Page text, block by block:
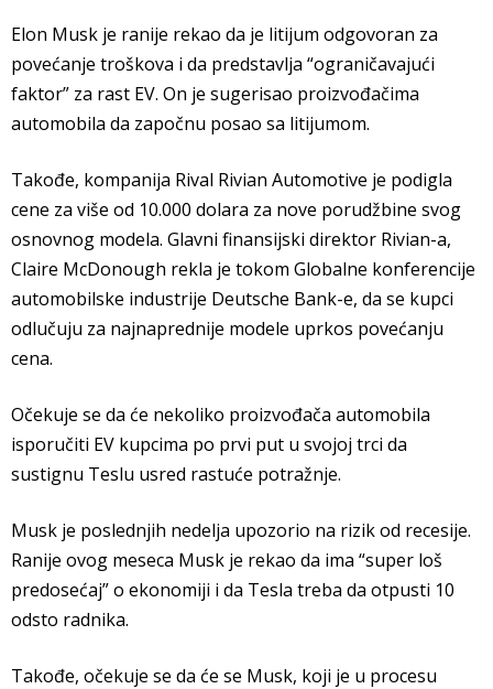
Elon Musk je ranije rekao da je litijum odgovoran za
povećanje troškova i da predstavlja “ograničavajući
faktor” za rast EV. On je sugerisao proizvođačima
automobila da započnu posao sa litijumom.
Takođe, kompanija Rival Rivian Automotive je podigla
cene za više od 10.000 dolara za nove porudžbine svog
osnovnog modela. Glavni finansijski direktor Rivian-a,
Claire McDonough rekla je tokom Globalne konferencije
automobilske industrije Deutsche Bank-e, da se kupci
odlučuju za najnaprednije modele uprkos povećanju
cena.
Očekuje se da će nekoliko proizvođača automobila
isporučiti EV kupcima po prvi put u svojoj trci da
sustignu Teslu usred rastuće potražnje.
Musk je poslednjih nedelja upozorio na rizik od recesije.
Ranije ovog meseca Musk je rekao da ima “super loš
predosećaj” o ekonomiji i da Tesla treba da otpusti 10
odsto radnika.
Takođe, očekuje se da će se Musk, koji je u procesu